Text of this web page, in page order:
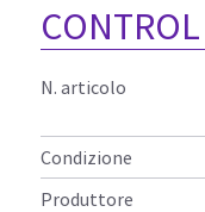
N. articolo
Condizione
Produttore